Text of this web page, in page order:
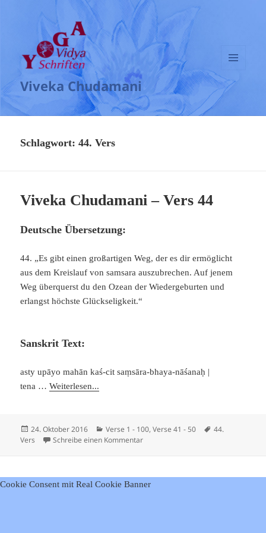
Viveka Chudamani
UND
WIDGETS
Schlagwort:44. Vers
Viveka Chudamani – Vers 44
Deutsche Übersetzung:
44. „Es gibt einen großartigen Weg, der es dir ermöglicht
aus dem Kreislauf von samsara auszubrechen. Auf jenem
Weg überquerst du den Ozean der Wiedergeburten und
erlangst höchste Glückseligkeit.“
Sanskrit Text:
asty upāyo mahān kaś-cit saṃsāra-bhaya-nāśanaḥ |
tena …Weiterlesen...
Veröffentlicht
am
24. Oktober 2016 Kategorien
Verse 1 - 100,Verse 41 - 50 Schlagwörter
44.
Vers
Schreibe einen Kommentarzu Viveka Chudamani – Vers 44
Cookie Consent mit Real Cookie Banner